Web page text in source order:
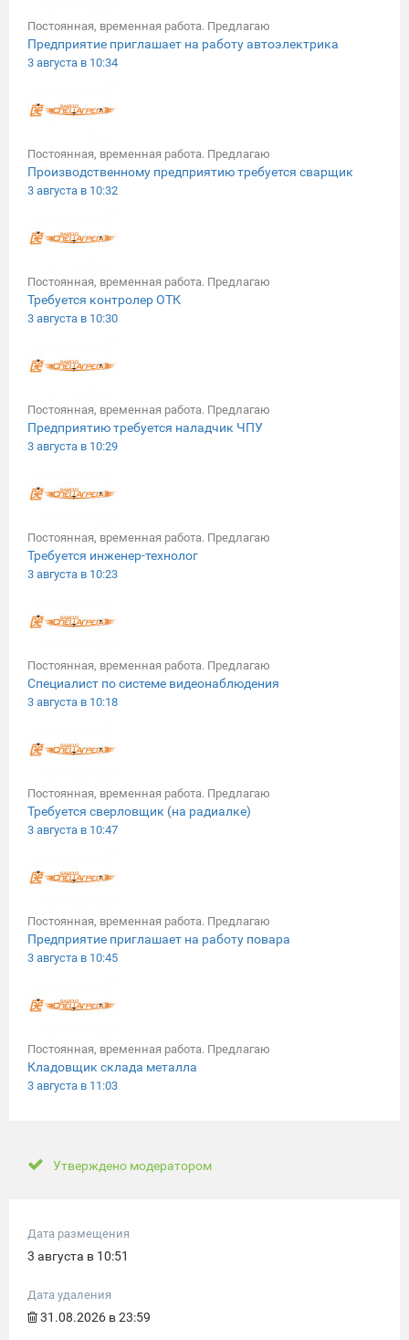
Постоянная, временная работа. Предлагаю
Предприятие приглашает на работу автоэлектрика
3 августа в 10:34
Постоянная, временная работа. Предлагаю
Производственному предприятию требуется сварщик
3 августа в 10:32
Постоянная, временная работа. Предлагаю
Требуется контролер ОТК
3 августа в 10:30
Постоянная, временная работа. Предлагаю
Предприятию требуется наладчик ЧПУ
3 августа в 10:29
Постоянная, временная работа. Предлагаю
Требуется инженер-технолог
3 августа в 10:23
Постоянная, временная работа. Предлагаю
Специалист по системе видеонаблюдения
3 августа в 10:18
Постоянная, временная работа. Предлагаю
Требуется сверловщик (на радиалке)
3 августа в 10:47
Постоянная, временная работа. Предлагаю
Предприятие приглашает на работу повара
3 августа в 10:45
Постоянная, временная работа. Предлагаю
Кладовщик склада металла
3 августа в 11:03
Утверждено модератором
Дата размещения
3 августа в 10:51
Дата удаления
31.08.2026 в 23:59